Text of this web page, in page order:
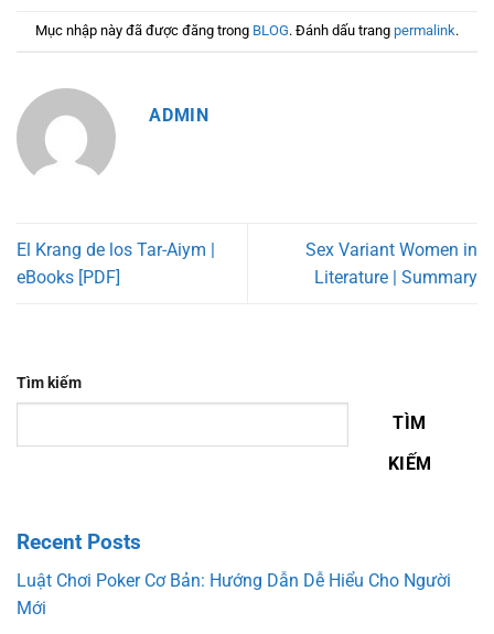
Mục nhập này đã được đăng trong BLOG. Đánh dấu trang permalink.
ADMIN
El Krang de los Tar-Aiym |
eBooks [PDF]
Sex Variant Women in
Literature | Summary
Tìm kiếm
TÌM
KIẾM
Recent Posts
Luật Chơi Poker Cơ Bản: Hướng Dẫn Dễ Hiểu Cho Người
Mới